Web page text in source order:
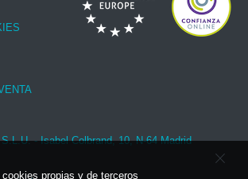
- Isabel Colbrand, 10, N-64 Madrid
propias y de terceros